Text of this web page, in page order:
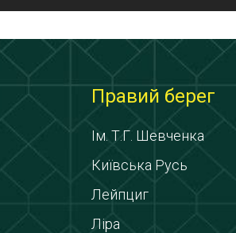
Правий берег
Ім. Т.Г. Шевченка
Київська Русь
Лейпциг
Ліра